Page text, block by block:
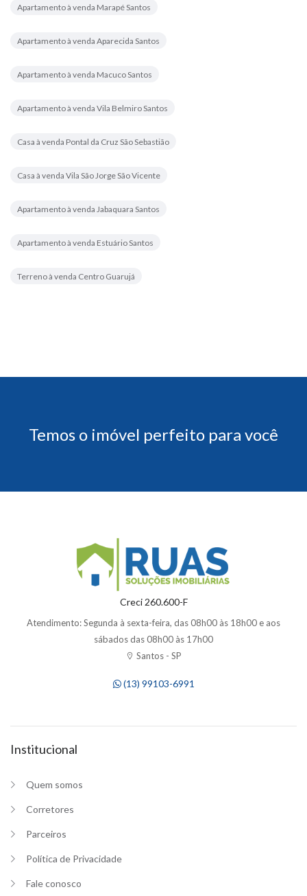
Apartamento à venda Marapé Santos
Apartamento à venda Aparecida Santos
Apartamento à venda Macuco Santos
Apartamento à venda Vila Belmiro Santos
Casa à venda Pontal da Cruz São Sebastião
Casa à venda Vila São Jorge São Vicente
Apartamento à venda Jabaquara Santos
Apartamento à venda Estuário Santos
Terreno à venda Centro Guarujá
Temos o imóvel perfeito para você
Creci 260.600-F
Atendimento: Segunda à sexta-feira, das 08h00 às 18h00 e aos
sábados das 08h00 às 17h00
Santos - SP
(13) 99103-6991
Institucional
Quem somos
Corretores
Parceiros
Política de Privacidade
Fale conosco